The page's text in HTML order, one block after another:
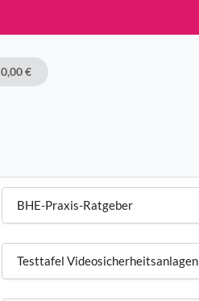
0,00 €
BHE-Praxis-Ratgeber
Testtafel Videosicherheitsanlagen